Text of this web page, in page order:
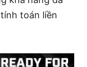
toán liền